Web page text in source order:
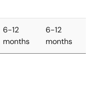
6-12
months
6-12
months